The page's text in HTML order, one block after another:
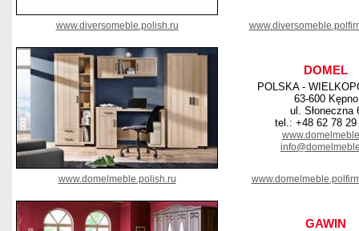
www.diversomeble.polish.ru
DOMEL
POLSKA -
63-600 Kępno
ul. Słoneczna
tel.: +48 62 78 29
www.domelmeble.polish.ru
GAWIN